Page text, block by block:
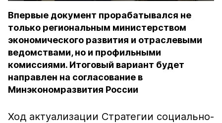
Впервые документ прорабатывался не
только региональным министерством
экономического развития и отраслевыми
ведомствами, но и профильными
комиссиями. Итоговый вариант будет
направлен на согласование в
Минэкономразвития России
Ход актуализации Стратегии социально-